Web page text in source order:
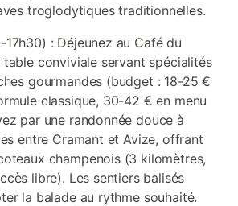
troglodytiques traditionnelles.
: Déjeunez au Café du
table conviviale servant spécialités
gourmandes (budget : 18-25 €
classique, 30-42 € en menu
par une randonnée douce à
entre Cramant et Avize, offrant
champenois (3 kilomètres,
libre). Les sentiers balisés
la balade au rythme souhaité.